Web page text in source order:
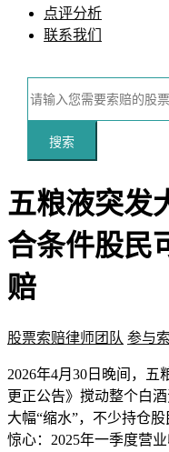
点评分析
联系我们
搜索
五粮液突发
合条件股民
赔
股票索赔律师团队 参与
2026年4月30日晚间，五
更正公告》搅动整个白
大幅“缩水”，不少持仓
惊心：2025年一季度营业